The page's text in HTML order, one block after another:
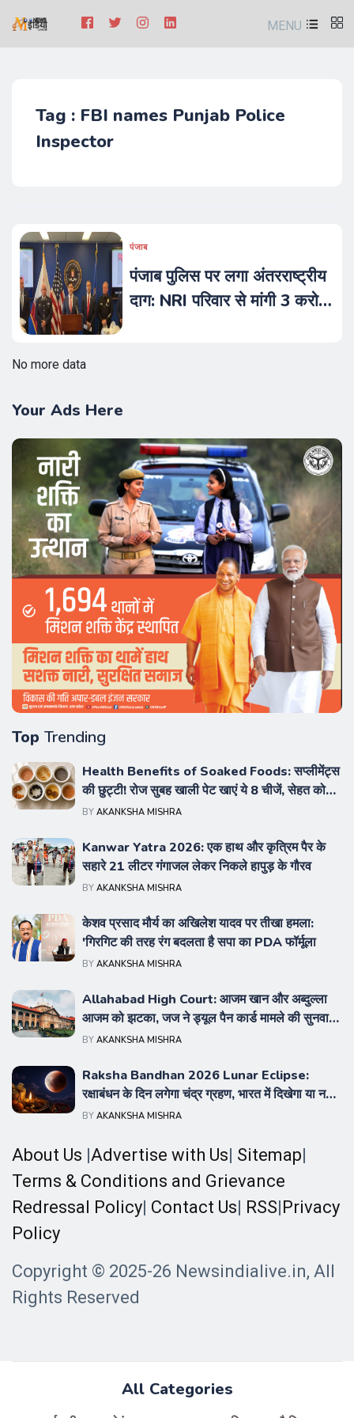
MENU
Tag : FBI names Punjab Police
Inspector
पंजाब
पंजाब पुलिस पर लगा अंतरराष्ट्रीय
दाग: NRI परिवार से मांगी 3 करोड़
No more data
Your Ads Here
Top Trending
Health Benefits of Soaked Foods: सप्लीमेंट्स
की छुट्टी! रोज सुबह खाली पेट खाएं ये 8 चीजें, सेहत को
मिलेंगे हैरान करने वाले फायदे
BY AKANKSHA MISHRA
Kanwar Yatra 2026: एक हाथ और कृत्रिम पैर के
सहारे 21 लीटर गंगाजल लेकर निकले हापुड़ के गौरव
BY AKANKSHA MISHRA
केशव प्रसाद मौर्य का अखिलेश यादव पर तीखा हमला:
'गिरगिट की तरह रंग बदलता है सपा का PDA फॉर्मूला
BY AKANKSHA MISHRA
Allahabad High Court: आजम खान और अब्दुल्ला
आजम को झटका, जज ने ड्यूल पैन कार्ड मामले की सुनवाई
से खुद को किया अलग
BY AKANKSHA MISHRA
Raksha Bandhan 2026 Lunar Eclipse:
रक्षाबंधन के दिन लगेगा चंद्र ग्रहण, भारत में दिखेगा या नहीं
और क्या रहेगा सूतक का असर
BY AKANKSHA MISHRA
About Us Advertise with Us Sitemap
Terms & Conditions and Grievance
Redressal Policy Contact Us RSS Privacy
Policy
Copyright © 2025-26 Newsindialive.in, All
Rights Reserved
All Categories